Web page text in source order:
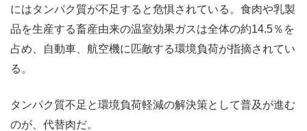
にはタンパク質が不足すると危惧されている。食肉や乳製
品を生産する畜産由来の温室効果ガスは全体の約14.5％を
占め、自動車、航空機に匹敵する環境負荷が指摘されてい
る。
タンパク質不足と環境負荷軽減の解決策として普及が進む
のが、代替肉だ。